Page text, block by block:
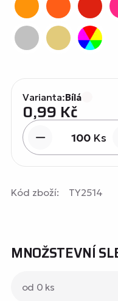
Varianta:Bílá
0,99 Kč
Ks
Kód zboží: TY2514
MNOŽSTEVNÍ
od 0 ks